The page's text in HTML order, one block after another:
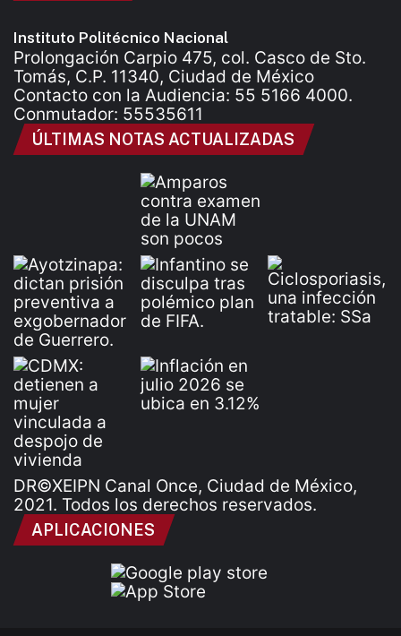
Instituto Politécnico Nacional
Prolongación Carpio 475, col. Casco de Sto.
Tomás, C.P. 11340, Ciudad de México
Contacto con la Audiencia: 55 5166 4000.
Conmutador: 55535611
ÚLTIMAS NOTAS ACTUALIZADAS
DR©XEIPN Canal Once, Ciudad de México,
2021. Todos los derechos reservados.
APLICACIONES